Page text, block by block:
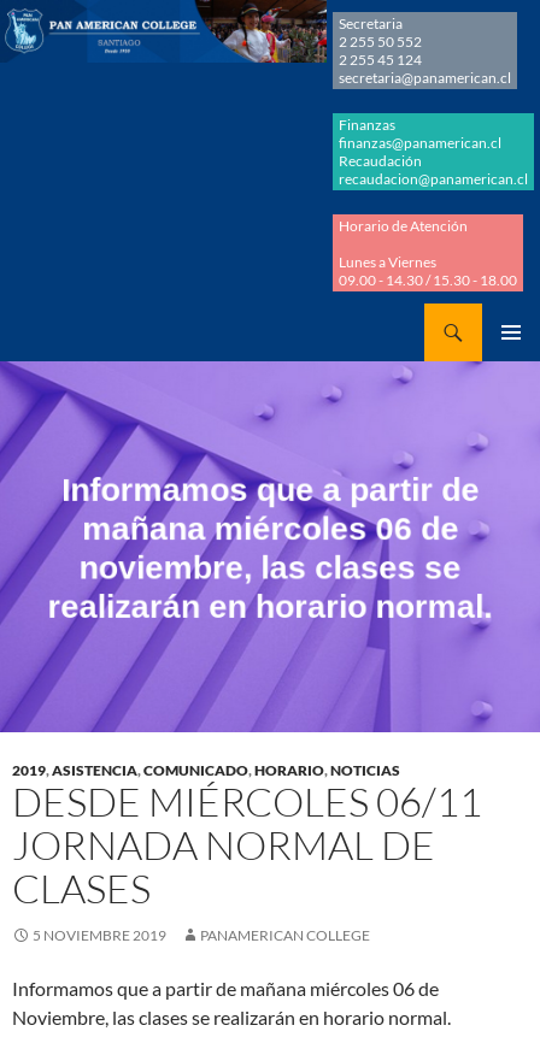
Secretaria
2 255 50 552
2 255 45 124
secretaria@panamerican.cl
Finanzas
finanzas@panamerican.cl
Recaudación
recaudacion@panamerican.cl
Horario de Atención
Lunes a Viernes
09.00 - 14.30 / 15.30 - 18.00
AL
CONTENIDO
2019,ASISTENCIA,COMUNICADO,HORARIO,NOTICIAS
DESDE MIÉRCOLES 06/11
JORNADA NORMAL DE
CLASES
5 NOVIEMBRE 2019 PANAMERICAN COLLEGE
Informamos que a partir de mañana miércoles 06 de
Noviembre, las clases se realizarán en horario normal.